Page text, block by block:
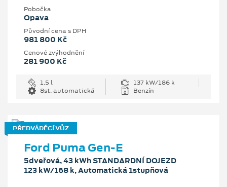
Pobočka
Opava
Původní cena s DPH
981 800 Kč
Cenové zvýhodnění
281 900 Kč
1.5 l
137 kW/186 k
8st. automatická
Benzín
PŘEDVÁDĚCÍ VŮZ
Ford Puma Gen-E
5dveřová, 43 kWh STANDARDNÍ DOJEZD
123 kW/168 k, Automatická 1stupňová